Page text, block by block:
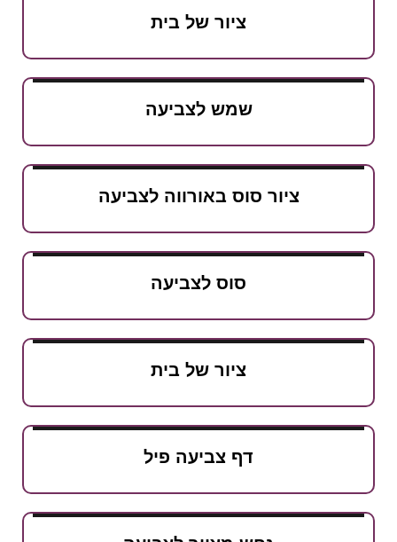
ציור של בית
שמש לצביעה
ציור סוס באורווה לצביעה
סוס לצביעה
ציור של בית
דף צביעה פיל